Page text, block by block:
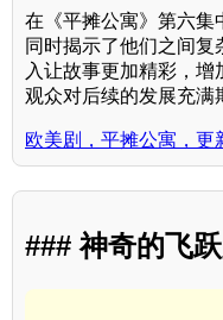
在《平摊公寓》第六集
同时揭示了他们之间
入让故事更加精彩，
观众对后续的发展充满
欧美剧，平摊公寓，更
### 神奇的飞